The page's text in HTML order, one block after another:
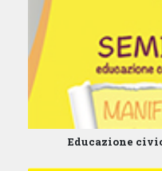
Educazione